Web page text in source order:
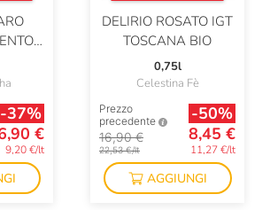
-37%
€
9,20 €/lt
DELIRIO ROSATO IGT
TOSCANA BIO
0,75l
Celestina Fè
Prezzo
precedente
16,90 €
22,53 €/lt
-50%
8,45 €
11,27 €/lt
AGGIUNGI